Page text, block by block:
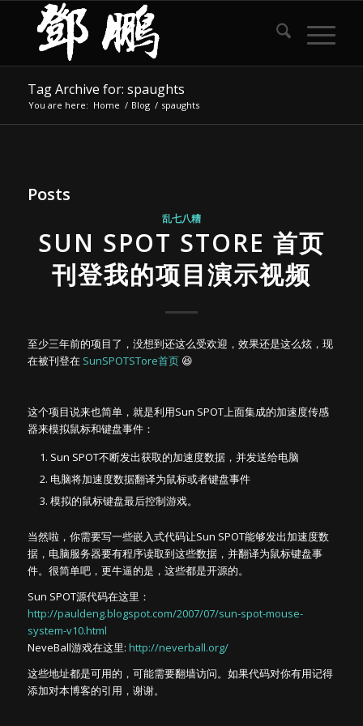
Tag Archive for: spaughts
You are here: Home / Blog / spaughts
Posts
乱七八糟
SUN SPOT STORE 首页
刊登我的项目演示视频
至少三年前的项目了，没想到还这么受欢迎，效果还是这么炫，现
在被刊登在 SunSPOTSTore首页😆
这个项目说来也简单，就是利用Sun SPOT上面集成的加速度传感
器来模拟鼠标和键盘事件：
Sun SPOT不断发出获取的加速度数据，并发送给电脑
电脑将加速度数据翻译为鼠标或者键盘事件
模拟的鼠标键盘最后控制游戏。
当然啦，你需要写一些嵌入式代码让Sun SPOT能够发出加速度数
据，电脑服务器要有程序读取到这些数据，并翻译为鼠标键盘事
件。很简单吧，更牛逼的是，这些都是开源的。
Sun SPOT源代码在这里：
http://pauldeng.blogspot.com/2007/07/sun-spot-mouse-
system-v10.html
NeveBall游戏在这里: http://neverball.org/
这些地址都是可用的，可能需要翻墙访问。如果代码对你有用记得
添加对本博客的引用，谢谢。